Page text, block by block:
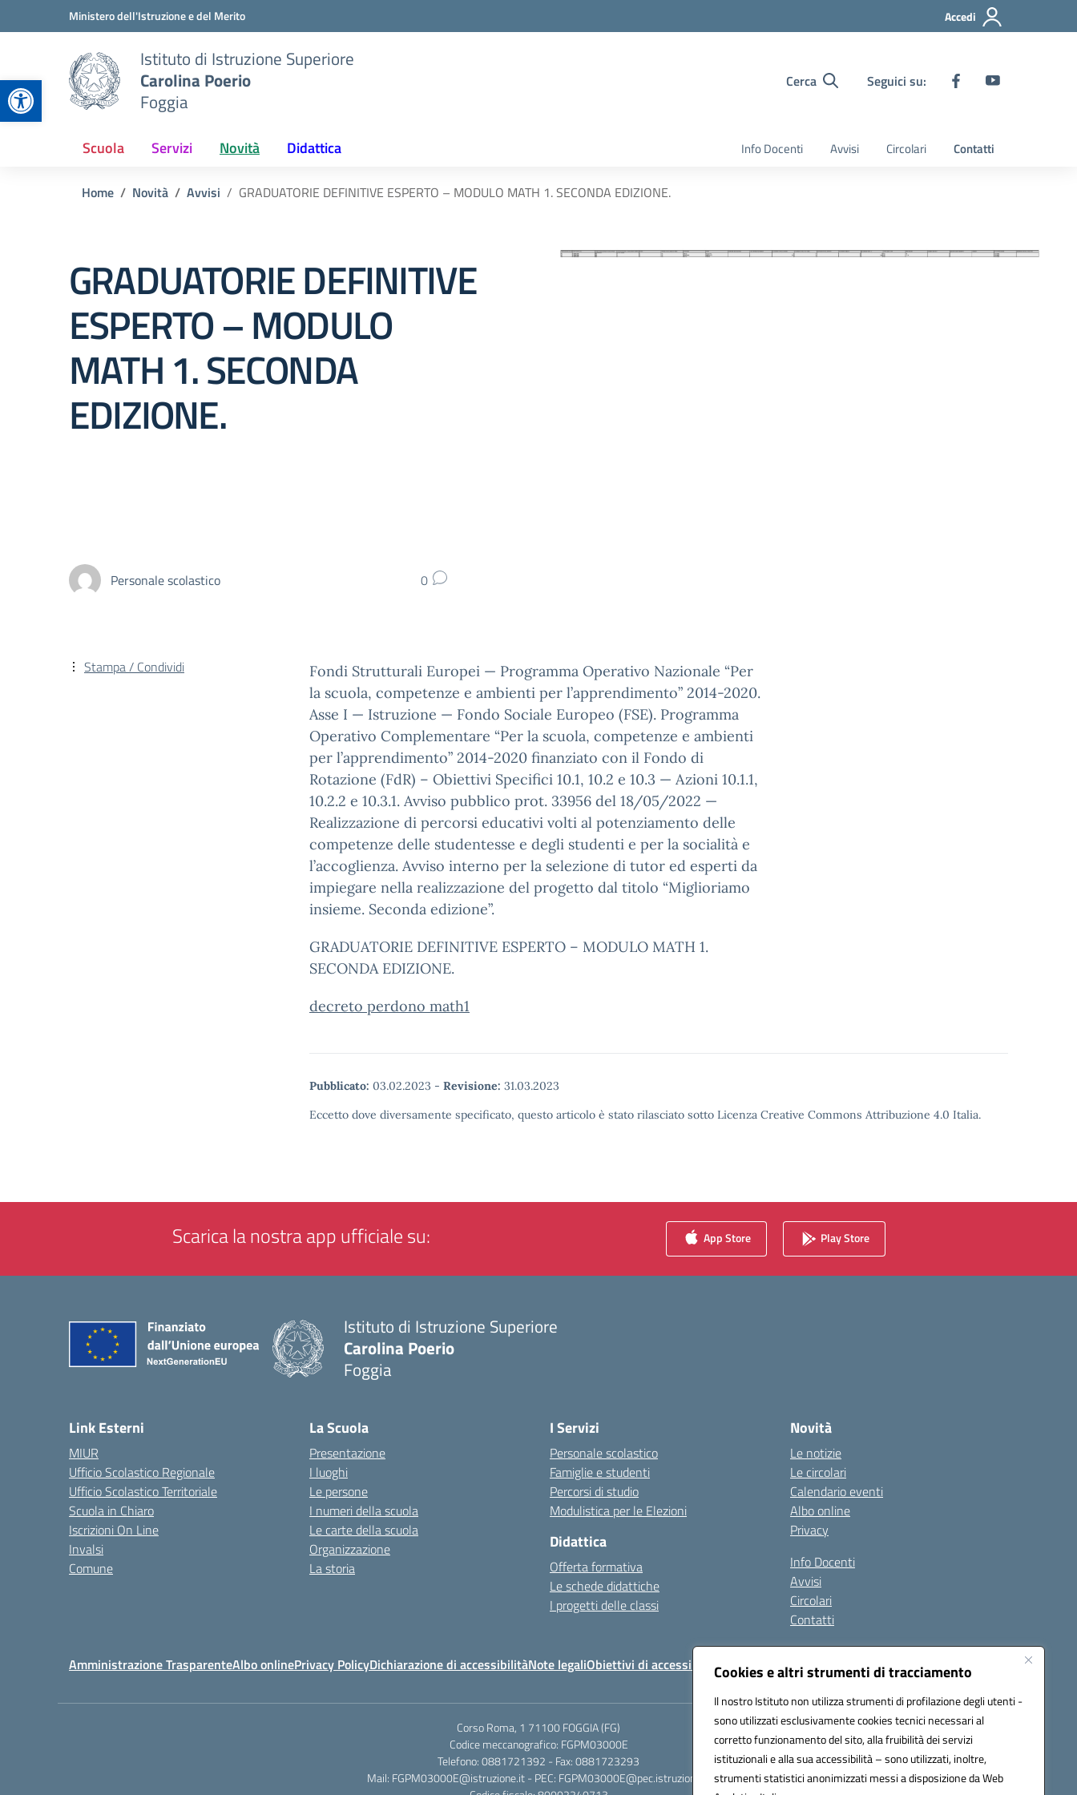
Apri la barra degli strumenti
Cookies e altri strumenti di tracciamento
Il nostro Istituto non utilizza strumenti di profilazione degli utenti -
sono utilizzati esclusivamente cookies tecnici necessari al
corretto funzionamento del sito, alla fruibilità dei servizi
istituzionali e alla sua accessibilità – sono utilizzati, inoltre,
strumenti statistici anonimizzati messi a disposizione da Web
Vai ai contenuti
Vai al menu di navigazioneMinistero dell'Istruzione e del Merito Accedi
Istituto di Istruzione Superiore
Carolina Poerio
Foggia
Cerca Seguici su:
Scuola Servizi Novità Didattica Info Docenti Avvisi Circolari Contatti
Home Novità Avvisi GRADUATORIE DEFINITIVE ESPERTO – MODULO MATH 1. SECONDA EDIZIONE.
GRADUATORIE DEFINITIVE
ESPERTO – MODULO
MATH 1. SECONDA
EDIZIONE.
Personale scolastico 0
Fondi Strutturali Europei — Programma Operativo Nazionale “Per
la scuola, competenze e ambienti per l’apprendimento” 2014-2020.
Asse I — Istruzione — Fondo Sociale Europeo (FSE). Programma
Operativo Complementare “Per la scuola, competenze e ambienti
per l’apprendimento” 2014-2020 finanziato con il Fondo di
Rotazione (FdR) – Obiettivi Specifici 10.1, 10.2 e 10.3 — Azioni 10.1.1,
10.2.2 e 10.3.1. Avviso pubblico prot. 33956 del 18/05/2022 —
Realizzazione di percorsi educativi volti al potenziamento delle
competenze delle studentesse e degli studenti e per la socialità e
l’accoglienza. Avviso interno per la selezione di tutor ed esperti da
impiegare nella realizzazione del progetto dal titolo “Miglioriamo
insieme. Seconda edizione”.
GRADUATORIE DEFINITIVE ESPERTO – MODULO MATH 1.
SECONDA EDIZIONE.
decreto perdono math1
Pubblicato: 03.02.2023 - Revisione: 31.03.2023
Eccetto dove diversamente specificato, questo articolo è stato rilasciato sotto Licenza Creative Commons Attribuzione 4.0 Italia.
Stampa / Condividi
Scarica la nostra app ufficiale su: App Store Play Store
Istituto di Istruzione Superiore
Carolina Poerio
Foggia
Link Esterni
MIUR
Ufficio Scolastico Regionale
Ufficio Scolastico Territoriale
Scuola in Chiaro
Iscrizioni On Line
Invalsi
Comune
La Scuola
Presentazione
I luoghi
Le persone
I numeri della scuola
Le carte della scuola
Organizzazione
La storia
I Servizi
Personale scolastico
Famiglie e studenti
Percorsi di studio
Modulistica per le Elezioni
Didattica
Offerta formativa
Le schede didattiche
I progetti delle classi
Novità
Le notizie
Le circolari
Calendario eventi
Albo online
Privacy
Info Docenti
Avvisi
Circolari
Contatti
Amministrazione TrasparenteAlbo onlinePrivacy PolicyDichiarazione di accessibilitàNote legaliObiettivi di accessibilità Seguici su:
Corso Roma, 1 71100 FOGGIA (FG)
Codice meccanografico: FGPM03000E
Telefono: 0881721392 - Fax: 0881723293
Mail: FGPM03000E@istruzione.it - PEC: FGPM03000E@pec.istruzione.it